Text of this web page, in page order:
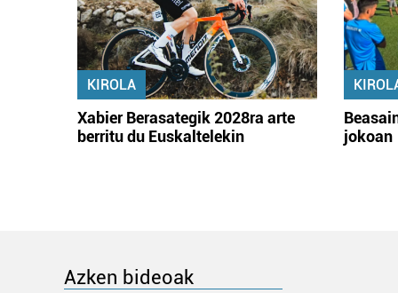
KIROLA
Xabier Berasategik 2028ra arte
berritu du Euskaltelekin
jokoan
Azken bideoak